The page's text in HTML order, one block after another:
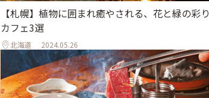
【札幌】植物に囲まれ癒やされる、花と緑の彩り
カフェ3選
北海道 2024.05.26